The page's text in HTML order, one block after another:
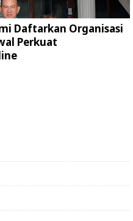
Daftarkan Organisasi
Perkuat